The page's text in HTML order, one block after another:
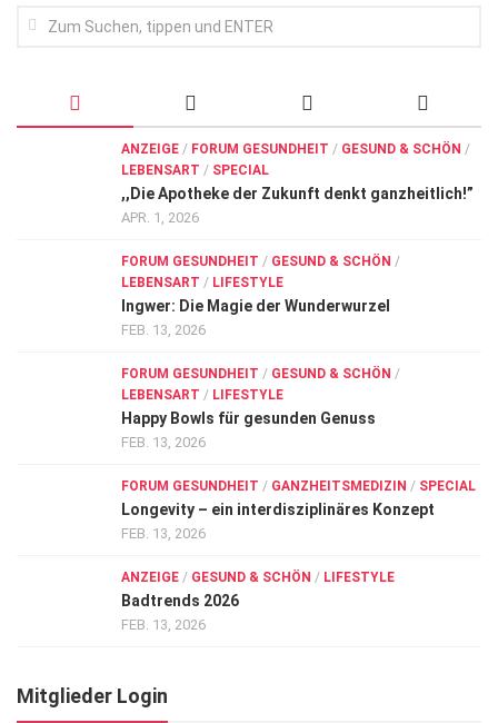
Hören
ANZEIGE / FORUM GESUNDHEIT / GESUND & SCHÖN /
LEBENSART / SPECIAL
,,Die Apotheke der Zukunft denkt ganzheitlich!”
APR. 1, 2026
FORUM GESUNDHEIT / GESUND & SCHÖN /
LEBENSART / LIFESTYLE
Ingwer: Die Magie der Wunderwurzel
FEB. 13, 2026
FORUM GESUNDHEIT / GESUND & SCHÖN /
LEBENSART / LIFESTYLE
Happy Bowls für gesunden Genuss
FEB. 13, 2026
FORUM GESUNDHEIT / GANZHEITSMEDIZIN / SPECIAL
Longevity – ein interdisziplinäres Konzept
FEB. 13, 2026
ANZEIGE / GESUND & SCHÖN / LIFESTYLE
Badtrends 2026
FEB. 13, 2026
Mitglieder Login